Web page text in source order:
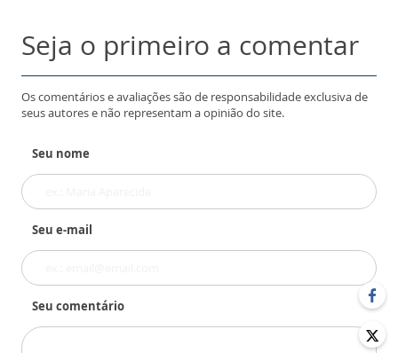
Seja o primeiro a comentar
Os comentários e avaliações são de responsabilidade exclusiva de
seus autores e não representam a opinião do site.
Seu nome
Seu e-mail
Seu comentário